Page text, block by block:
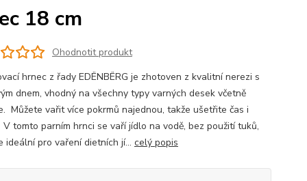
18 cm
Ohodnotit produkt
hrnec z řady EDËNBËRG je zhotoven z kvalitní nerezi s
dnem, vhodný na všechny typy varných desek včetně
Můžete vařit více pokrmů najednou, takže ušetřite čas i
V tomto parním hrnci se vaří jídlo na vodě, bez použití tuků,
ideální pro vaření dietních jí... celý popis